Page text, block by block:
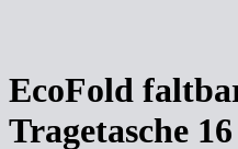
EcoFold
Tragetasche